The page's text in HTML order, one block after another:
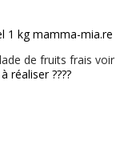
1 kg mamma-mia.re
de fruits frais voir
réaliser ????